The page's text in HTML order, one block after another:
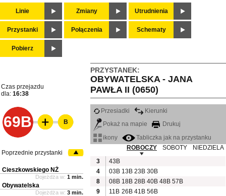
Linie Zmiany Utrudnienia
Przystanki Połączenia Schematy
Pobierz
PRZYSTANEK:
OBYWATELSKA - JANA
PAWŁA II (0650)
Czas przejazdu
dla: 16:38
69B
Przesiadki
Kierunki
Pokaż na mapie
Drukuj
ikony
Tabliczka jak na przystanku
ROBOCZY
SOBOTY
NIEDZIELA
3
43B
4
03B 13B 23B 30B
8
08B 18B 28B 40B 48B 57B
9
11B 26B 41B 56B
B
Poprzednie przystanki
Cieszkowskiego NŻ
Dojeżdża w: 1 min.
Obywatelska
Dojeżdża w: 3 min.